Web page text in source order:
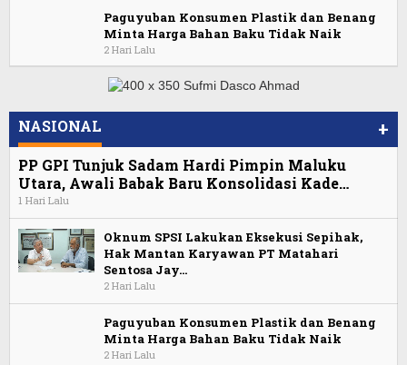
Paguyuban Konsumen Plastik dan Benang
Minta Harga Bahan Baku Tidak Naik
2 Hari Lalu
NASIONAL +
PP GPI Tunjuk Sadam Hardi Pimpin Maluku
Utara, Awali Babak Baru Konsolidasi Kade…
1 Hari Lalu
Oknum SPSI Lakukan Eksekusi Sepihak,
Hak Mantan Karyawan PT Matahari
Sentosa Jay…
2 Hari Lalu
Paguyuban Konsumen Plastik dan Benang
Minta Harga Bahan Baku Tidak Naik
2 Hari Lalu